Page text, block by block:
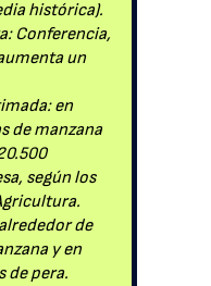
histórica).
Conferencia,
un
en
de manzana
según los
de
y en
de pera.